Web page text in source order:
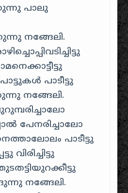
പാലു
നങ്ങേലി.
പാടീട്ടു
നങ്ങേലി.
പേനരിച്ചാലോ
പാടീട്ടു
വിരിച്ചിട്ടു
നങ്ങേലി.